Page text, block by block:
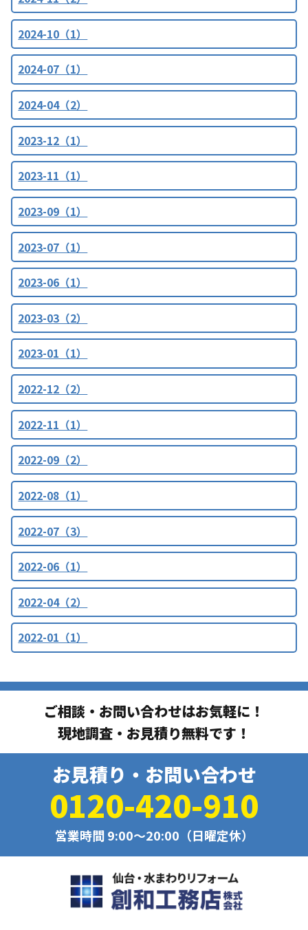
2024-10（1）
2024-07（1）
2024-04（2）
2023-12（1）
2023-11（1）
2023-09（1）
2023-07（1）
2023-06（1）
2023-03（2）
2023-01（1）
2022-12（2）
2022-11（1）
2022-09（2）
2022-08（1）
2022-07（3）
2022-06（1）
2022-04（2）
2022-01（1）
ご相談・お問い合わせはお気軽に！
現地調査・お見積り無料です！
お見積り・お問い合わせ
0120-420-910
営業時間 9:00〜20:00（日曜定休）